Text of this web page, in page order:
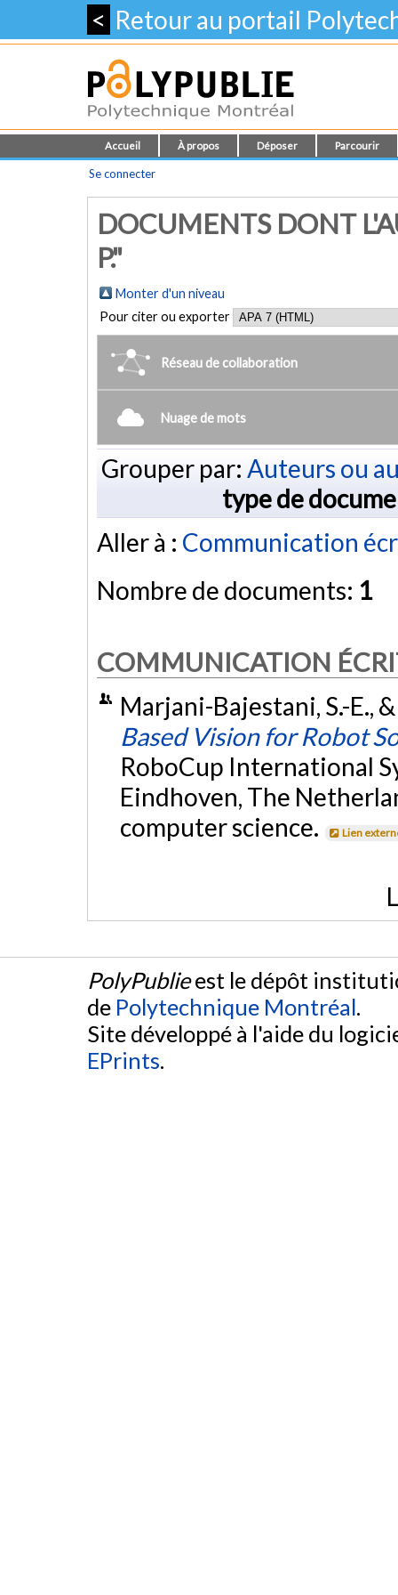
< Retour au portail
Accueil À propos Déposer Parcourir
Se connecter
DOCUMENTS DONT
P."
Monter d'un niveau
Pour citer ou exporter
Réseau de collaboration
Nuage de mots
Grouper par: Auteurs ou
type de
Aller à : Communication
Nombre de documents: 1
COMMUNICATION
Marjani-Bajestani, S.-E.,
Based Vision for Robot
RoboCup International
Eindhoven, The
computer science.
Lien
PolyPublieest le dépôt
de Polytechnique Montréal.
Site développé à l'aide du
EPrints.